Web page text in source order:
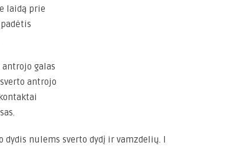
laidą prie
galas
antrojo
nulems sverto dydį ir vamzdelių. I